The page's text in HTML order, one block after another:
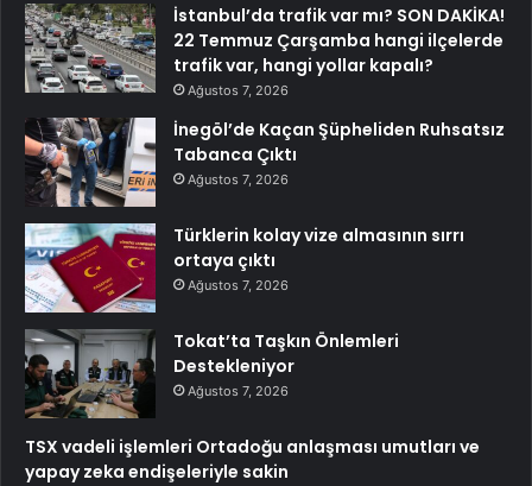
İstanbul’da trafik var mı? SON DAKİKA!
22 Temmuz Çarşamba hangi ilçelerde
trafik var, hangi yollar kapalı?
Ağustos 7, 2026
İnegöl’de Kaçan Şüpheliden Ruhsatsız
Tabanca Çıktı
Ağustos 7, 2026
Türklerin kolay vize almasının sırrı
ortaya çıktı
Ağustos 7, 2026
Tokat’ta Taşkın Önlemleri
Destekleniyor
Ağustos 7, 2026
TSX vadeli işlemleri Ortadoğu anlaşması umutları ve
yapay zeka endişeleriyle sakin